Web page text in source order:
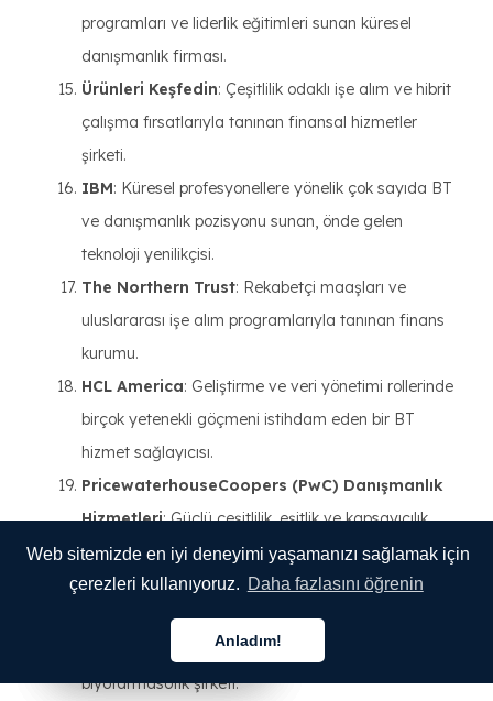
Web sitemizde en iyi deneyimi yaşamanızı sağlamak için
çerezleri kullanıyoruz. Daha fazlasını öğrenin
Anladım!
programları ve liderlik eğitimleri sunan küresel
danışmanlık firması.
Ürünleri Keşfedin: Çeşitlilik odaklı işe alım ve hibrit
çalışma fırsatlarıyla tanınan finansal hizmetler
şirketi.
IBM: Küresel profesyonellere yönelik çok sayıda BT
ve danışmanlık pozisyonu sunan, önde gelen
teknoloji yenilikçisi.
The Northern Trust: Rekabetçi maaşları ve
uluslararası işe alım programlarıyla tanınan finans
kurumu.
HCL America: Geliştirme ve veri yönetimi rollerinde
birçok yetenekli göçmeni istihdam eden bir BT
hizmet sağlayıcısı.
PricewaterhouseCoopers (PwC) Danışmanlık
Hizmetleri: Güçlü çeşitlilik, eşitlik ve kapsayıcılık
(DEI) ve küresel kapsayıcılık çabalarıyla
danışmanlık pozisyonları sunmaktadır.
: Göçmen profesyoneller için araştırma ve
teknik kariyer yolları sunan küresel bir
biyofarmasötik şirketi.
Türkçe
Türkçe
Türkçe